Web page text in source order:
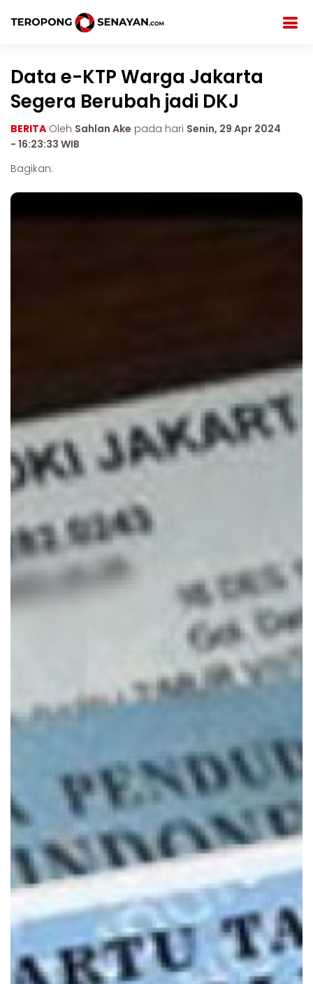
Data e-KTP Warga Jakarta
Segera Berubah jadi DKJ
BERITA Oleh Sahlan Ake pada hari Senin, 29 Apr 2024
- 16:23:33 WIB
Bagikan: